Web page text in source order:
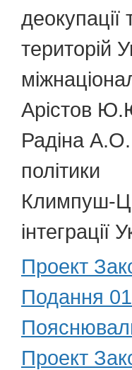
деокупації
територій
Арістов
Радіна А.О.
політики
Климпуш-
Проект
Подання
Проект